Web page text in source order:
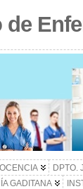
DPTO.
GADITANA